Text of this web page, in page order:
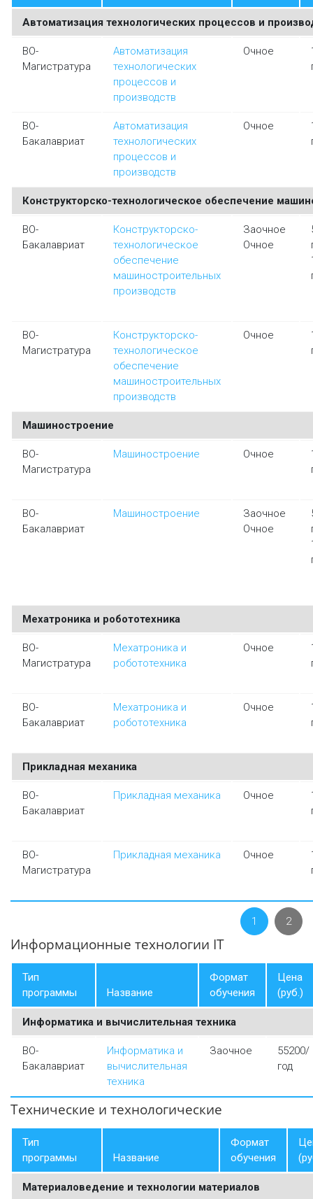
Автоматизация технологических процессов и
ВО-
Магистратура
Автоматизация
технологических
процессов и
производств
Очное
ВО-
Бакалавриат
Автоматизация
технологических
процессов и
производств
Очное
Конструкторско-технологическое обеспечение
ВО-
Бакалавриат
Конструкторско-
технологическое
обеспечение
машиностроительных
производств
Заочное
Очное
ВО-
Магистратура
Конструкторско-
технологическое
обеспечение
машиностроительных
производств
Очное
Машиностроение
ВО-
Магистратура
Машиностроение Очное
ВО-
Бакалавриат
Машиностроение
Заочное
Очное
Мехатроника и робототехника
ВО-
Магистратура
Мехатроника и
робототехника
Очное
ВО-
Бакалавриат
Мехатроника и
робототехника
Очное
Прикладная механика
ВО-
Бакалавриат
Прикладная механика Очное
ВО-
Магистратура
Прикладная механика Очное
1 2
Информационные технологии IT
Тип
программы
Название
Формат
обучения
Цена
(руб.)
Информатика и вычислительная техника
ВО-
Бакалавриат
Информатика и
вычислительная
техника
Заочное
55200/
год
Технические и технологические
Тип
программы
Название
Формат
обучения
Материаловедение и технологии материалов